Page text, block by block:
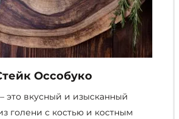
Оссобуко
это вкусный и изысканный
голени с костью и костным